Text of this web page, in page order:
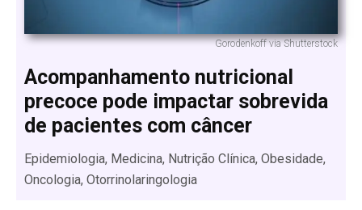
Gorodenkoff via Shutterstock
Acompanhamento nutricional
precoce pode impactar sobrevida
de pacientes com câncer
Epidemiologia, Medicina, Nutrição Clínica, Obesidade,
Oncologia, Otorrinolaringologia